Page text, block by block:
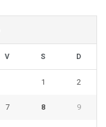
V S D
1 2
7 8 9